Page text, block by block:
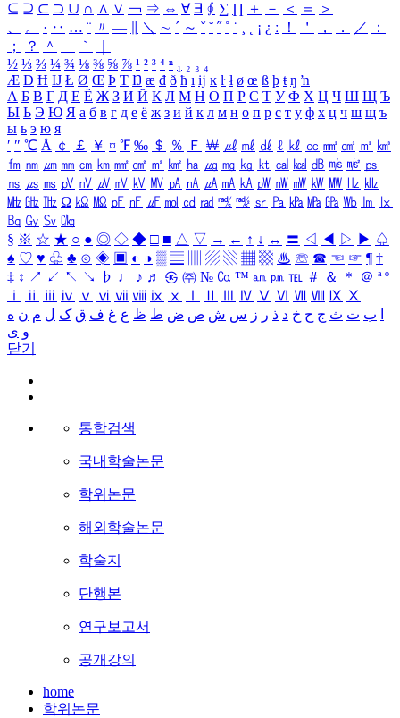
⊆ ⊇ ⊂ ⊃ ∪ ∩ ∧ ∨ ￢ ⇒ ⇔ ∀ ∃ ∮ ∑ ∏ ＋ － ＜ ＝
＞
、
。 · ‥ … ¨ 〃 ― ＼ ∼ ´ ～ ˇ ˘ ˝ ˚ ˙ ¸ ¡ ¿ ː ！ ＇ ， ． ／
：
；
？ ＾ ｀
½ ⅓ ⅔ ¼ ¾ ⅛ ⅜ ⅝ ⅞ ¹ ² ³ ⁴ ⁿ ₁ ₂ ₃ ₄
Æ Ð Ħ Ĳ Ł Ø Œ Þ Ŧ Ŋ æ đ ð ħ ı ĳ ĸ ŀ ł ø œ ß þ ŧ ŋ ŉ
А Б В Г Д Е Ё Ж З И Й К Л М Н О П Р С Т У Ф Х Ц Ч Ш Щ Ъ
Ы Ь Э Ю Я а б в г д е ё ж з и й к л м н о п р с т у ф х ц ч ш щ ъ
ы ь э ю я
′ ″ ℃ Å ￠ ￡ ￥ ¤ ℉ ‰ ＄ ％ Ｆ ￦ ㎕ ㎖ ㎗ ℓ ㎘ ㏄ ㎣ ㎤ ㎥ ㎦
㎙ ㎚ ㎛ ㎜ ㎝ ㎞ ㎟ ㎠ ㎡ ㎢ ㏊ ㎍ ㎎ ㎏ ㏏ ㎈ ㎉ ㏈ ㎧ ㎨ ㎰
㎱ ㎲ ㎳ ㎴ ㎵ ㎶ ㎷ ㎸ ㎹ ㎀ ㎁ ㎂ ㎃ ㎄ ㎺ ㎻ ㎽ ㎾ ㎿ ㎐ ㎑
㎒ ㎓ ㎔ Ω ㏀ ㏁ ㎊ ㎋ ㎌ ㏖ ㏅ ㎭ ㎮ ㎯ ㏛ ㎩ ㎪ ㎫ ㎬ ㏝ ㏐
㏓
㏃ ㏉ ㏜ ㏆
§ ※ ☆ ★ ○ ● ◎ ◇ ◆ □ ■ △ ▽ → ← ↑ ↓ ↔ 〓 ◁ ◀ ▷ ▶ ♤
♠ ♡ ♥ ♧ ♣ ⊙ ◈ ▣ ◐ ◑ ▒ ▤ ▨ ▧ ▦ ▩ ♨ ☏ ☎ ☜ ☞ ¶ †
‡ ↕ ↗ ↙ ↖ ↘ ♭ ♩ ♪ ♬ ㉿ ㈜ № ㏇ ™ ㏂ ㏘ ℡ ＃ ＆ ＊ ＠ ª º
ⅰ
ⅱ ⅲ ⅳ ⅴ ⅵ ⅶ ⅷ ⅸ ⅹ Ⅳ Ⅴ Ⅵ Ⅶ Ⅷ Ⅸ Ⅹ
ب ت ث ج ح خ د ذ ر ز س ش ص ض ط ظ ع غ ف ق ک ل م ن ه
و ی
닫기
통합검색
국내학술논문
학위논문
해외학술논문
학술지
단행본
연구보고서
공개강의
home
학위논문